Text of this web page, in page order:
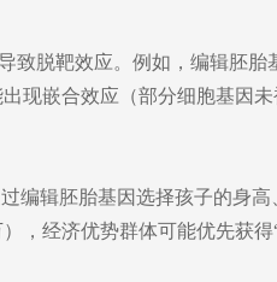
致脱靶效应。例如，编辑胚
现嵌合效应（部分细胞基因未
辑胚胎基因选择孩子的身
，经济优势群体可能优先获得